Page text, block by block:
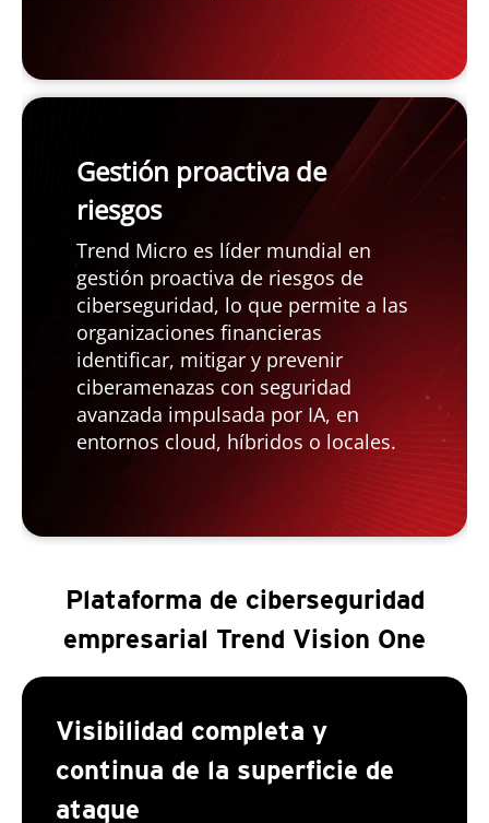
Gestión proactiva de
riesgos
Trend Micro es líder mundial en
gestión proactiva de riesgos de
ciberseguridad, lo que permite a las
organizaciones financieras
identificar, mitigar y prevenir
ciberamenazas con seguridad
avanzada impulsada por IA, en
entornos cloud, híbridos o locales.
Plataforma de ciberseguridad
empresarial Trend Vision One
Visibilidad completa y
continua de la superficie de
ataque